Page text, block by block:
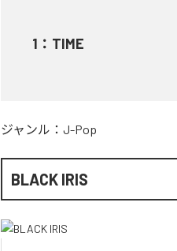
1 ： TIME
ジャンル： J-Pop
BLACK IRIS